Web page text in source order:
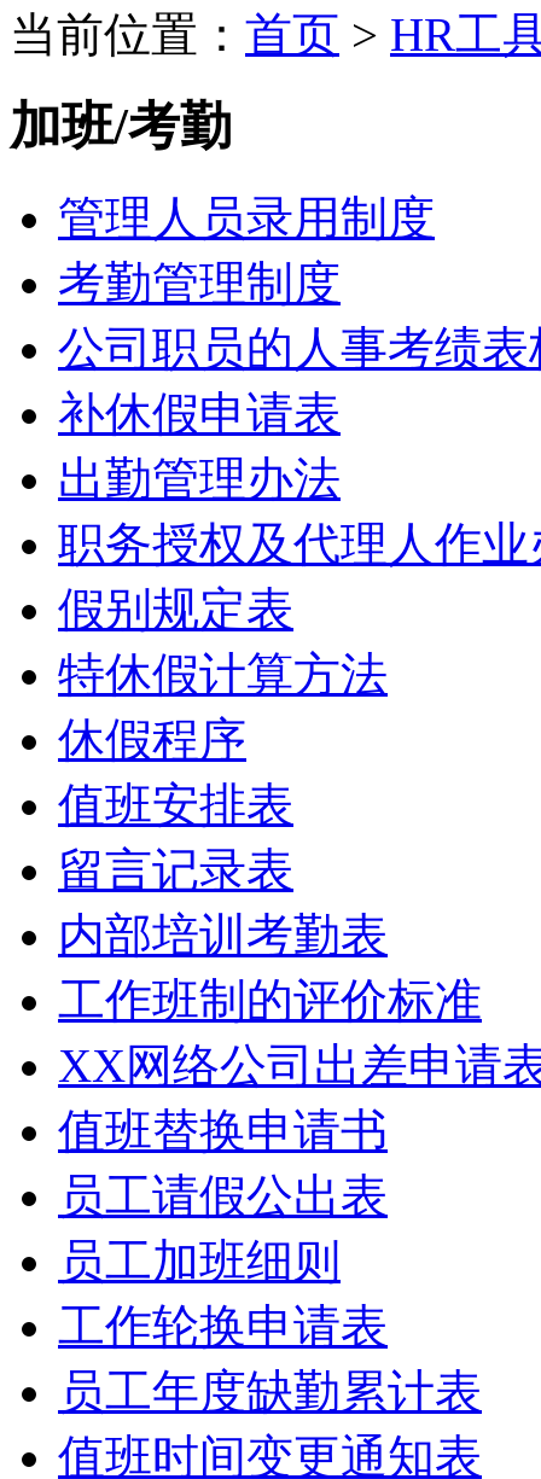
当前位置： 首页 > HR工
加班/考勤
管理人员录用制度
考勤管理制度
公司职员的人事考绩表
补休假申请表
出勤管理办法
职务授权及代理人作业
假别规定表
特休假计算方法
休假程序
值班安排表
留言记录表
内部培训考勤表
工作班制的评价标准
XX网络公司出差申请
值班替换申请书
员工请假公出表
员工加班细则
工作轮换申请表
员工年度缺勤累计表
值班时间变更通知表